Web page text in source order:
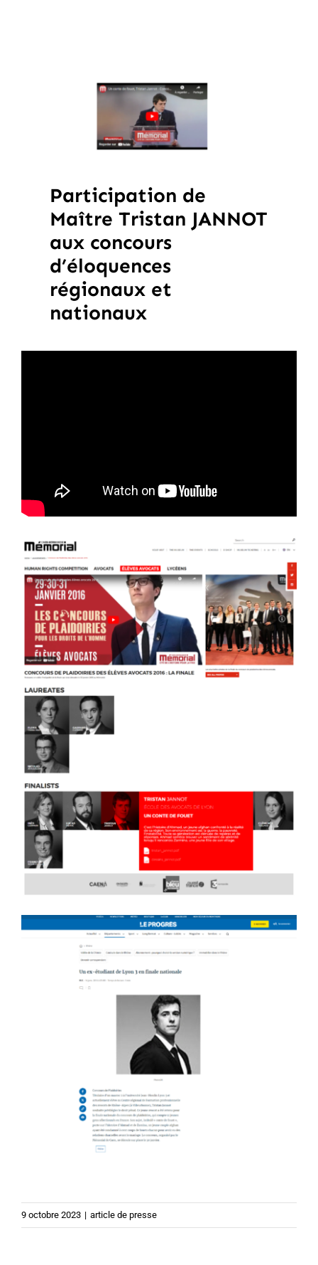
Participation de
Maître Tristan JANNOT
aux concours
d’éloquences
régionaux et
nationaux
9 octobre 2023 | article de presse